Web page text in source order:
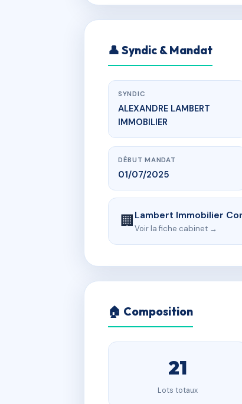
👤 Syndic & Mandat
SYNDIC
ALEXANDRE LAMBERT
IMMOBILIER
DÉBUT MANDAT
01/07/2025
🏢Lambert Immobilier
Voir la fiche cabinet →
🏠 Composition
21
Lots totaux